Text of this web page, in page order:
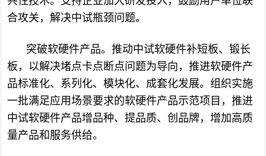
合攻关，解决中试瓶颈问题。
突破软硬件产品。 推动中试软硬件补短板、锻长
板，以解决堵点卡点断点问题为导向，推进软硬件产
品标准化、系列化、模块化、成套化发展。组织实施
一批满足应用场景要求的软硬件产品示范项目，推进
中试软硬件产品增品种、提品质、创品牌，增加高质
量产品和服务供给。